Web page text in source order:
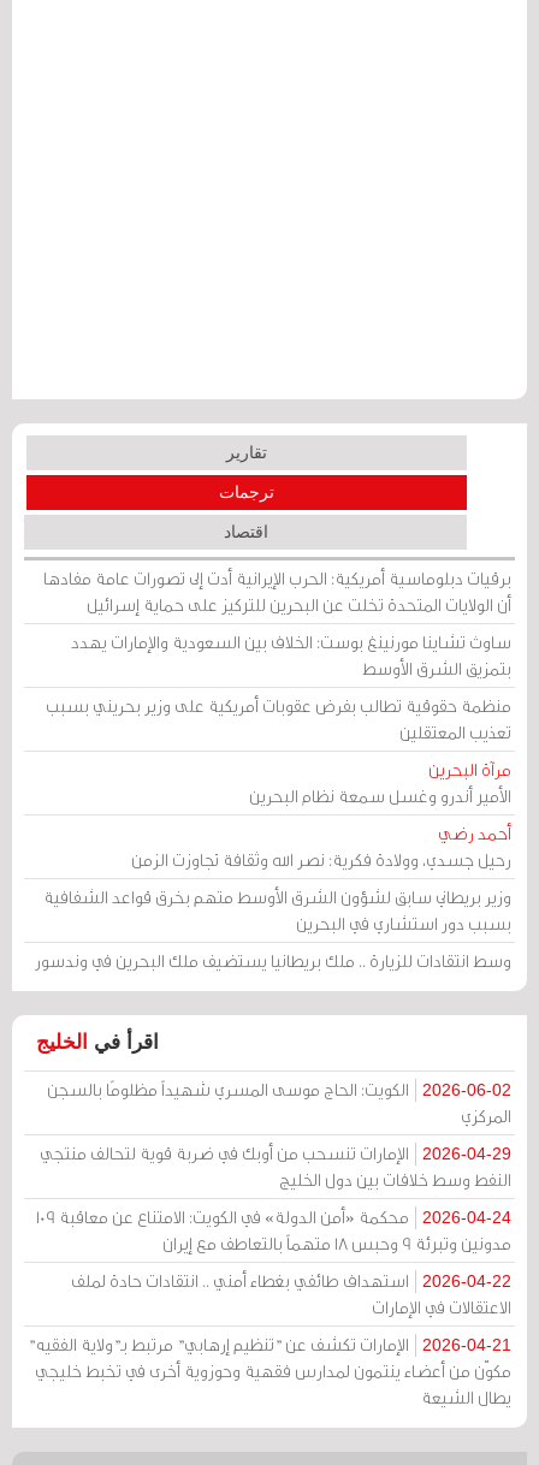
تقارير
ترجمات
اقتصاد
برقيات دبلوماسية أمريكية: الحرب الإيرانية أدت إلى تصورات عامة مفادها
أن الولايات المتحدة تخلت عن البحرين للتركيز على حماية إسرائيل
ساوث تشاينا مورنينغ بوست: الخلاف بين السعودية والإمارات يهدد
بتمزيق الشرق الأوسط
منظمة حقوقية تطالب بفرض عقوبات أمريكية على وزير بحريني بسبب
تعذيب المعتقلين
مرآة البحرين
الأمير أندرو وغسل سمعة نظام البحرين
أحمد رضي
رحيل جسدي، وولادة فكرية: نصر الله وثقافة تجاوزت الزمن
وزير بريطاني سابق لشؤون الشرق الأوسط متهم بخرق قواعد الشفافية
بسبب دور استشاري في البحرين
وسط انتقادات للزيارة .. ملك بريطانيا يستضيف ملك البحرين في وندسور
اقرأ في الخليج
2026-06-02
الكويت: الحاج موسى المسري شهيداً مظلومًا بالسجن
المركزي
2026-04-29
الإمارات تنسحب من أوبك في ضربة قوية لتحالف منتجي
النفط وسط خلافات بين دول الخليج
2026-04-24
محكمة «أمن الدولة» في الكويت: الامتناع عن معاقبة 109
مدونين وتبرئة 9 وحبس 18 متهماً بالتعاطف مع إيران
2026-04-22
استهداف طائفي بغطاء أمني .. انتقادات حادة لملف
الاعتقالات في الإمارات
2026-04-21
الإمارات تكشف عن "تنظيم إرهابي" مرتبط بـ"ولاية الفقيه"
مكوّن من أعضاء ينتمون لمدارس فقهية وحوزوية أخرى في تخبط خليجي
يطال الشيعة